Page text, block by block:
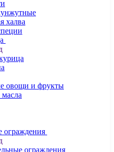
халва
овощи и фрукты
ограждения
ограждения